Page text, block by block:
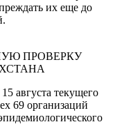
их еще до
ПРОВЕРКУ
августа текущего
69 организаций